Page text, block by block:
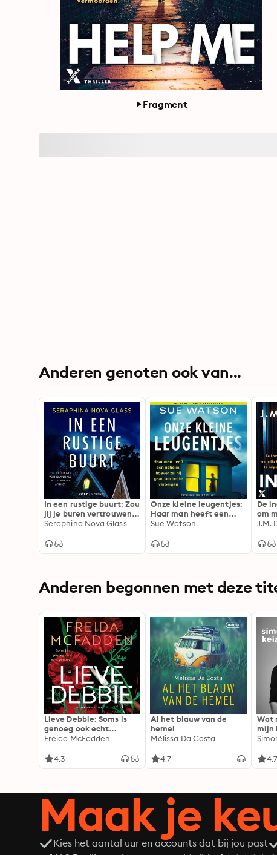
Fragment
Anderen genoten ook van...
In een rustige buurt: Zou
jij je buren vertrouwen
als je leven ervan
Seraphina Nova Glass
Onze kleine leugentjes:
Haar man heeft een
geheim, hoever zal hij
verbergen
Sue Watson
De
om
Ze
J.M.
Anderen begonnen met deze
Lieve Debbie: Soms is
genoeg ook echt
genoeg...
Freida McFadden
4.3
Al het blauw van de
hemel
Mélissa Da Costa
4.7
Wat
mijn
4.7
Maak je
Kies het aantal uur en accounts dat bij jou past